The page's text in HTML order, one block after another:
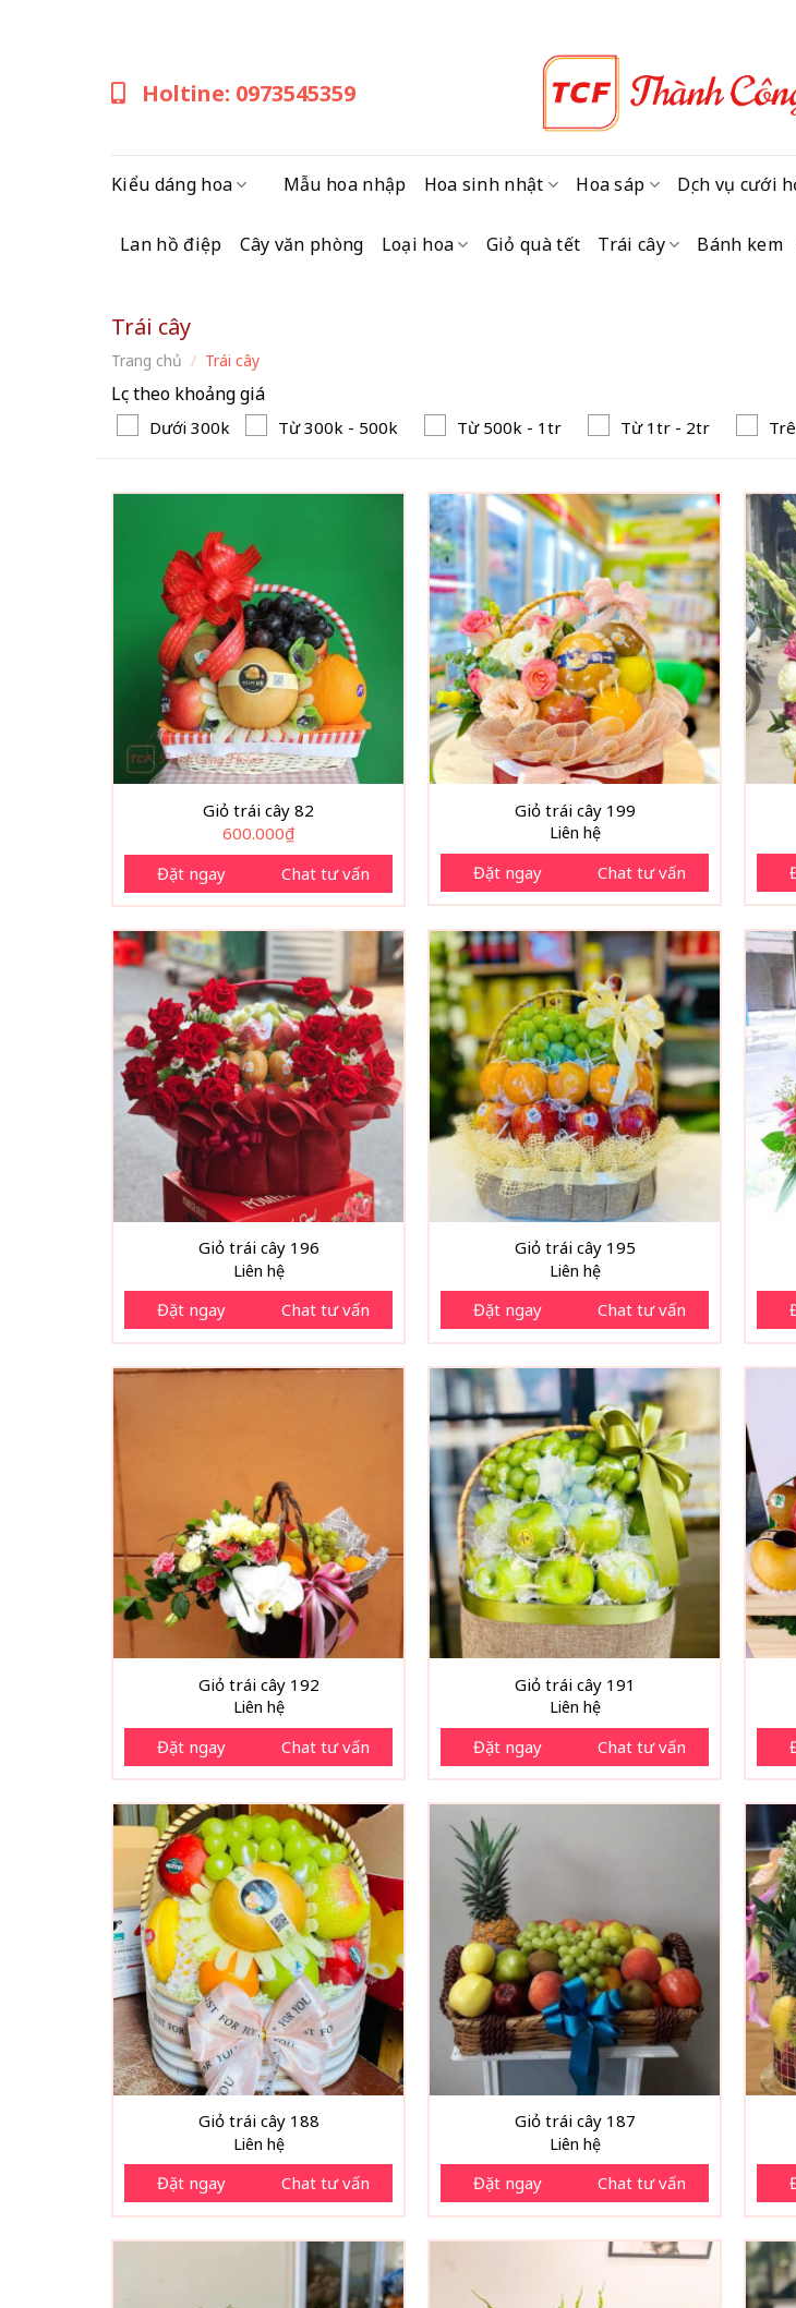
Holtine: 0973545359
Kiểu dáng hoa Mẫu hoa nhập Hoa sinh nhật Hoa sáp Dịch vụ cưới
Lan hồ điệp Cây văn phòng Loại hoa Giỏ quà tết Trái cây Bánh kem
Trái cây
Trang chủ / Trái cây
Lọc theo khoảng giá
Dưới 300k Từ 300k - 500k Từ 500k - 1tr Từ 1tr - 2tr
Giỏ trái cây 82
600.000₫
Đặt ngay
Chat tư vấn
Giỏ trái cây 199
Liên hệ
Đặt ngay Chat tư vấn
Giỏ trái cây 196
Liên hệ
Đặt ngay Chat tư vấn
Giỏ trái cây 195
Liên hệ
Đặt ngay Chat tư vấn
Giỏ trái cây 192
Liên hệ
Đặt ngay Chat tư vấn
Giỏ trái cây 191
Liên hệ
Đặt ngay Chat tư vấn
Giỏ trái cây 188
Liên hệ
Đặt ngay Chat tư vấn
Giỏ trái cây 187
Liên hệ
Đặt ngay Chat tư vấn